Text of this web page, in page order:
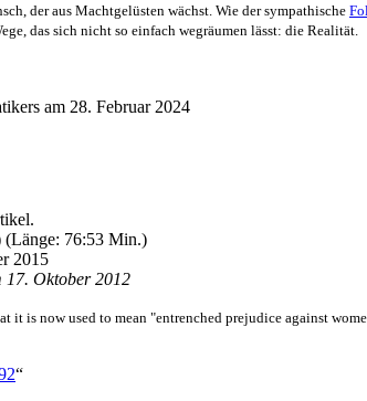
der aus Macht­gelüsten wächst. Wie der sympathische
das sich nicht so einfach wegräumen lässt: die Realität.
am 28. Februar 2024
76:53 Min.)
2015
17. Oktober 2012
is now used to mean "entrenched prejudice against
“